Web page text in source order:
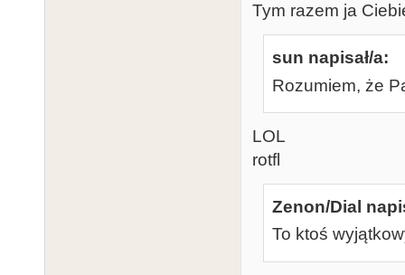
Tym razem ja
sun napisał/a:
Rozumiem, że
LOL
rotfl
Zenon/Dial
To ktoś